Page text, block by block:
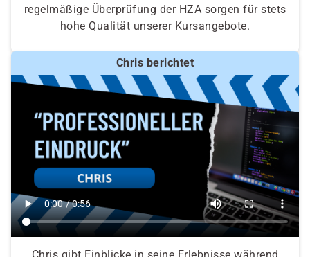
regelmäßige Überprüfung der HZA sorgen für stets
hohe Qualität unserer Kursangebote.
Chris berichtet